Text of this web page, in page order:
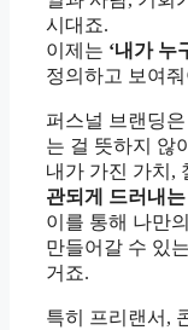
시대죠.
이제는 ‘내가 누
정의하고 보여
퍼스널 브랜딩
는 걸 뜻하지 않
내가 가진 가치,
관되게 드러내
이를 통해 나만
만들어갈 수 있
거죠.
특히 프리랜서,